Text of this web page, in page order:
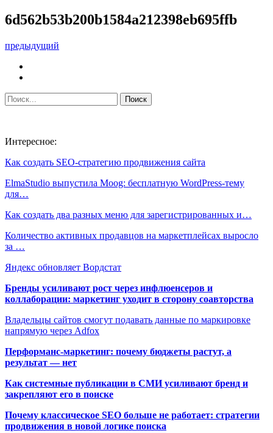
6d562b53b200b1584a212398eb695ffb
предыдущий
Интересное:
Как создать SEO-стратегию продвижения сайта
ElmaStudio выпустила Moog: бесплатную WordPress-тему
для…
Как создать два разных меню для зарегистрированных и…
Количество активных продавцов на маркетплейсах выросло
за …
Яндекс обновляет Вордстат
Бренды усиливают рост через инфлюенсеров и
коллаборации: маркетинг уходит в сторону соавторства
Владельцы сайтов смогут подавать данные по маркировке
напрямую через Adfox
Перформанс-маркетинг: почему бюджеты растут, а
результат — нет
Как системные публикации в СМИ усиливают бренд и
закрепляют его в поиске
Почему классическое SEO больше не работает: стратегии
продвижения в новой логике поиска